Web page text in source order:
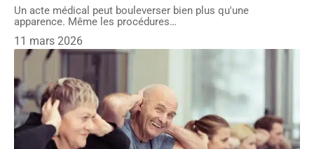
Un acte médical peut bouleverser bien plus qu'une
apparence. Même les procédures…
11 mars 2026